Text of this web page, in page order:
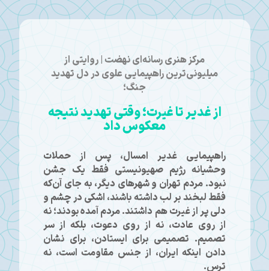
مرکز هنری رسانه‌ای نهضت | روایتی از
میلیونی‌ترین راهپیمایی علوی در دل تهدید
جنگ؛
از غدیر تا غیرت؛ وقتی تهدید نتیجه
معکوس داد
راهپیمایی غدیر امسال، پس از حملات
وحشیانه رژیم صهیونیستی فقط یک جشن
نبود. مردم تهران و شهرهای دیگر، به جای آن‌که
فقط لبخند بر لب داشته باشند، اشکی در چشم و
دلی پر از غیرت هم داشتند. مردم آمده بودند؛ نه
از روی عادت، نه از روی دعوت، بلکه از سر
تصمیم. تصمیمی برای ایستادن، برای نشان
دادن اینکه ایران، از جنس مقاومت است، نه
ترس.